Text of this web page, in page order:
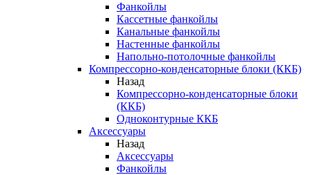
Фанкойлы
Кассетные фанкойлы
Канальные фанкойлы
Настенные фанкойлы
Напольно-потолочные фанкойлы
Компрессорно-конденсаторные блоки (ККБ)
Назад
Компрессорно-конденсаторные блоки
(ККБ)
Одноконтурные ККБ
Аксессуары
Назад
Аксессуары
Фанкойлы